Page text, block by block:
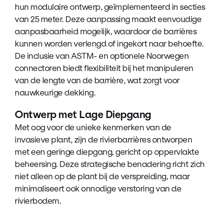
hun modulaire ontwerp, geïmplementeerd in secties
van 25 meter. Deze aanpassing maakt eenvoudige
aanpasbaarheid mogelijk, waardoor de barrières
kunnen worden verlengd of ingekort naar behoefte.
De inclusie van ASTM- en optionele Noorwegen
connectoren biedt flexibiliteit bij het manipuleren
van de lengte van de barrière, wat zorgt voor
nauwkeurige dekking.
Ontwerp met Lage Diepgang
Met oog voor de unieke kenmerken van de
invasieve plant, zijn de rivierbarrières ontworpen
met een geringe diepgang, gericht op oppervlakte
beheersing. Deze strategische benadering richt zich
niet alleen op de plant bij de verspreiding, maar
minimaliseert ook onnodige verstoring van de
rivierbodem.